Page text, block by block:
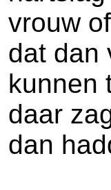
vrouw
dat dan
kunnen
daar
dan